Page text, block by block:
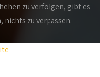
zu verfolgen, gibt es
zu verpassen.